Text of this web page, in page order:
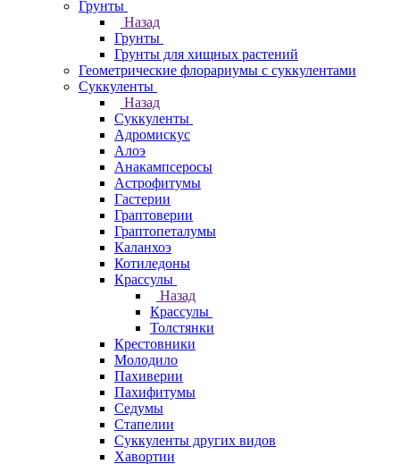
Грунты
Назад
Грунты
Грунты для хищных растений
Геометрические флорариумы с суккулентами
Суккуленты
Назад
Суккуленты
Адромискус
Алоэ
Анакампсеросы
Астрофитумы
Гастерии
Граптоверии
Граптопеталумы
Каланхоэ
Котиледоны
Крассулы
Назад
Крассулы
Толстянки
Крестовники
Молодило
Пахиверии
Пахифитумы
Седумы
Стапелии
Суккуленты других видов
Хавортии